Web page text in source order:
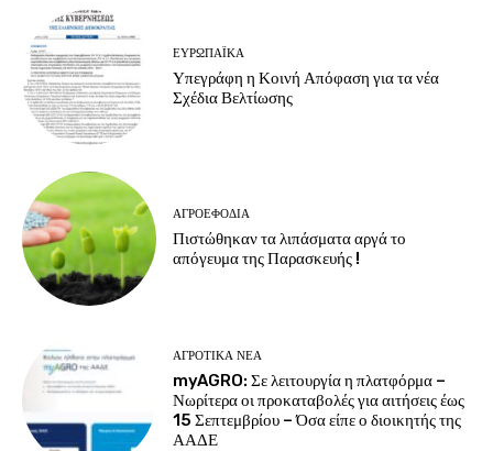
ΕΥΡΩΠΑΪΚΆ
Υπεγράφη η Κοινή Απόφαση για τα νέα
Σχέδια Βελτίωσης
ΑΓΡΟΕΦΌΔΙΑ
Πιστώθηκαν τα λιπάσματα αργά το
απόγευμα της Παρασκευής !
ΑΓΡΟΤΙΚΆ ΝΈΑ
myAGRO: Σε λειτουργία η πλατφόρμα –
Νωρίτερα οι προκαταβολές για αιτήσεις έως
15 Σεπτεμβρίου – Όσα είπε ο διοικητής της
ΑΑΔΕ